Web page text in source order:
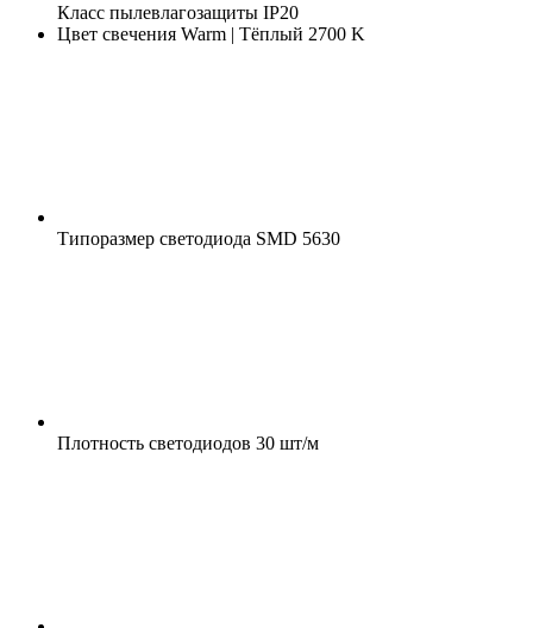
Класс пылевлагозащиты IP20
Цвет свечения Warm | Тёплый 2700 K
Типоразмер светодиода SMD 5630
Плотность светодиодов 30 шт/м